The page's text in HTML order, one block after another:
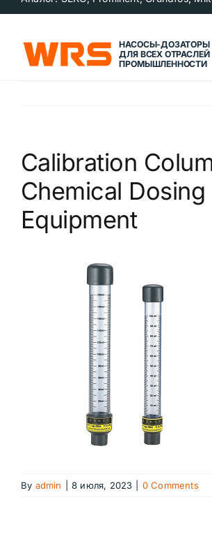
НАСОСЫ-ДОЗАТОРЫ
ДЛЯ ВСЕХ ОТРАСЛЕЙ
ПРОМЫШЛЕННОСТИ
Каталог продукции
Сегменты рынка
Calibration
Chemical Dosing
Equipment
By admin 8 июля, 2023 0 Comments